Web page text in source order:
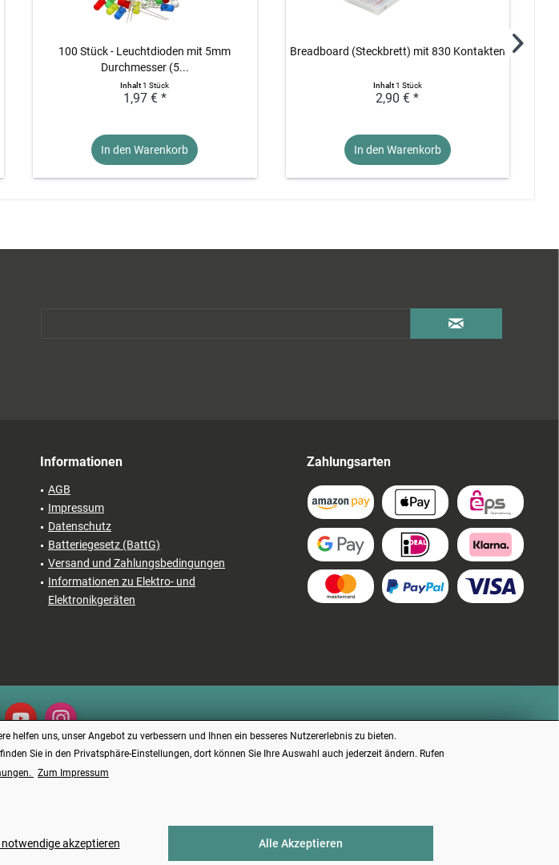
100 Stück - Leuchtdioden mit 5mm
Durchmesser (5...
Inhalt1 Stück
1,97 € *
In den Warenkorb
Breadboard (Steckbrett) mit 830 Kontakten
Inhalt1 Stück
2,90 € *
In den Warenkorb
Informationen
AGB
Impressum
Datenschutz
Batteriegesetz (BattG)
Versand und Zahlungsbedingungen
Informationen zu Elektro- und
Elektronikgeräten
Zahlungsarten
und
helfen uns, unser Angebot zu verbessern und Ihnen ein besseres Nutzererlebnis zu bieten.
Sie in den Privatsphäre-Einstellungen, dort können Sie Ihre Auswahl auch jederzeit ändern. Rufen
Zum Impressum
akzeptieren Alle Akzeptieren